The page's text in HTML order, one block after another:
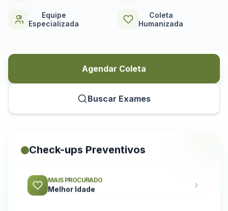
Equipe
Especializada
Coleta
Humanizada
Agendar Coleta
Buscar Exames
Check-ups Preventivos
MAIS PROCURADO
Melhor Idade